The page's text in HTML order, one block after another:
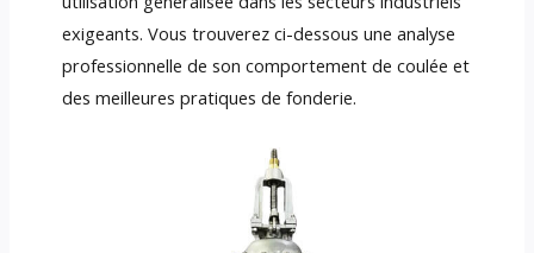
exigeants. Vous trouverez ci-dessous une analyse
professionnelle de son comportement de coulée et
des meilleures pratiques de fonderie.